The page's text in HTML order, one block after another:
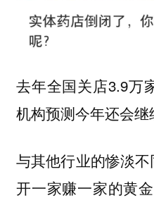
去年全国关店3.9万
机构预测今年还会继
与其他行业的惨淡
开一家赚一家的黄